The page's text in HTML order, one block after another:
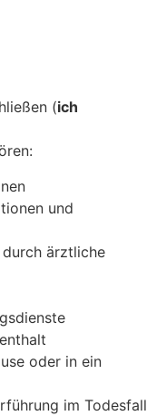
(ich
und
ärztliche
oder in ein
im Todesfall